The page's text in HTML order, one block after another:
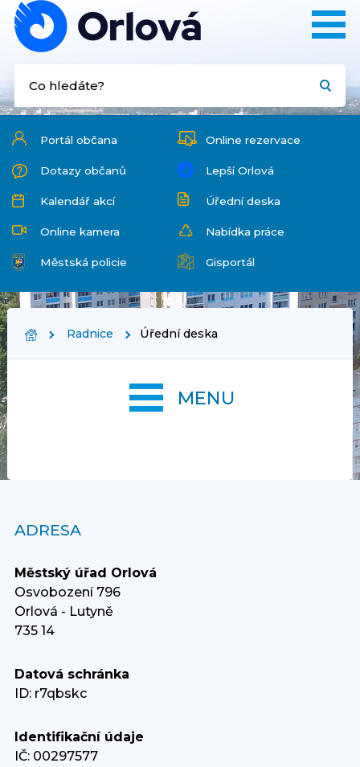
Portál občana Online rezervace
Dotazy občanů Lepší Orlová
Kalendář akcí Úřední deska
Online kamera Nabídka práce
Městská policie Gisportál
Radnice Úřední deska
MENU
ADRESA
Městský úřad Orlová
Osvobození 796
Orlová - Lutyně
735 14
Datová schránka
ID: r7qbskc
Identifikační údaje
IČ: 00297577